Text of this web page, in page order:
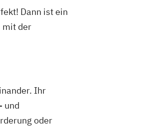
Dann ist ein
mit der
Ihr
und
oder